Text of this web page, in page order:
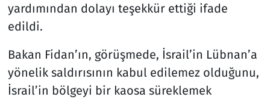
yardımından dolayı teşekkür ettiği ifade
edildi.
Bakan Fidan’ın, görüşmede, İsrail’in Lübnan’a
yönelik saldırısının kabul edilemez olduğunu,
İsrail’in bölgeyi bir kaosa süreklemek